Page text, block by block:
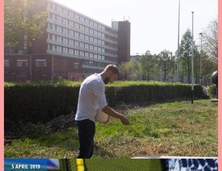
5 APRIL 2019